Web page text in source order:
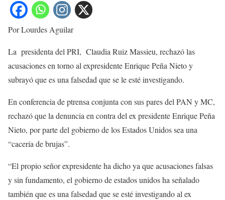
Por Lourdes Aguilar
La presidenta del PRI, Claudia Ruiz Massieu, rechazó las
acusaciones en torno al expresidente Enrique Peña Nieto y
subrayó que es una falsedad que se le esté investigando.
En conferencia de ptrensa conjunta con sus pares del PAN y MC,
rechazó que la denuncia en contra del ex presidente Enrique Peña
Nieto, por parte del gobierno de los Estados Unidos sea una
“cacería de brujas”.
“El propio señor expresidente ha dicho ya que acusaciones falsas
y sin fundamento, el gobierno de estados unidos ha señalado
también que es una falsedad que se esté investigando al ex